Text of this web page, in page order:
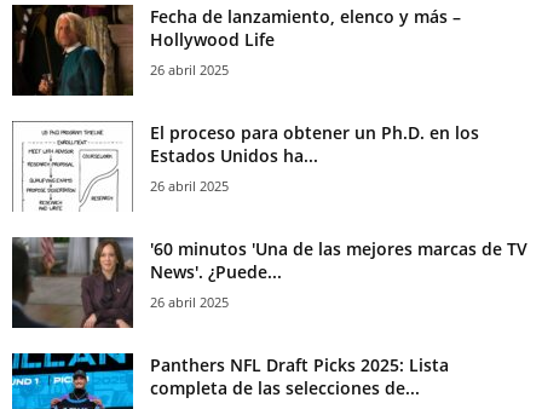
Fecha de lanzamiento, elenco y más –
Hollywood Life
26 abril 2025
El proceso para obtener un Ph.D. en los
Estados Unidos ha...
26 abril 2025
'60 minutos 'Una de las mejores marcas de TV
News'. ¿Puede...
26 abril 2025
Panthers NFL Draft Picks 2025: Lista
completa de las selecciones de...